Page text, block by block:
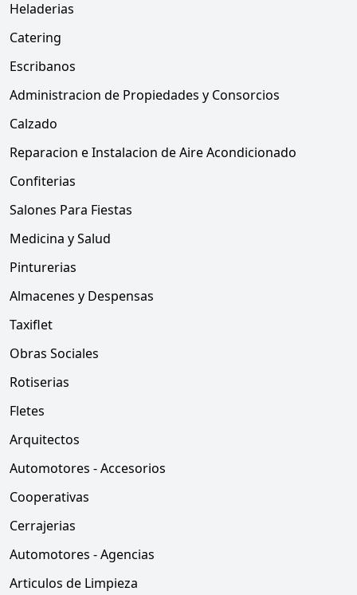
Heladerias
Catering
Escribanos
Administracion de Propiedades y Consorcios
Calzado
Reparacion e Instalacion de Aire Acondicionado
Confiterias
Salones Para Fiestas
Medicina y Salud
Pinturerias
Almacenes y Despensas
Taxiflet
Obras Sociales
Rotiserias
Fletes
Arquitectos
Automotores - Accesorios
Cooperativas
Cerrajerias
Automotores - Agencias
Articulos de Limpieza